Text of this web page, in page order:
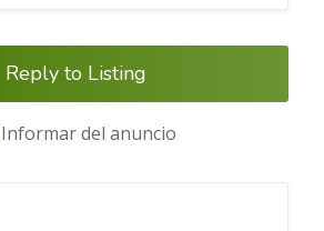
Reply to Listing
Informar del anuncio